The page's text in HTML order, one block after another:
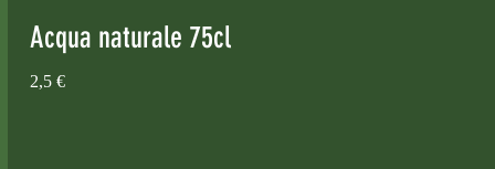
Acqua naturale 75cl
2,5 €